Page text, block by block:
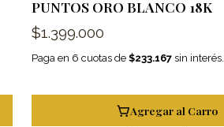
PUNTOS ORO BLANCO 18K
$1.399.000
Paga en 6 cuotas de$233.167 sin interés.
Agregar al Carro